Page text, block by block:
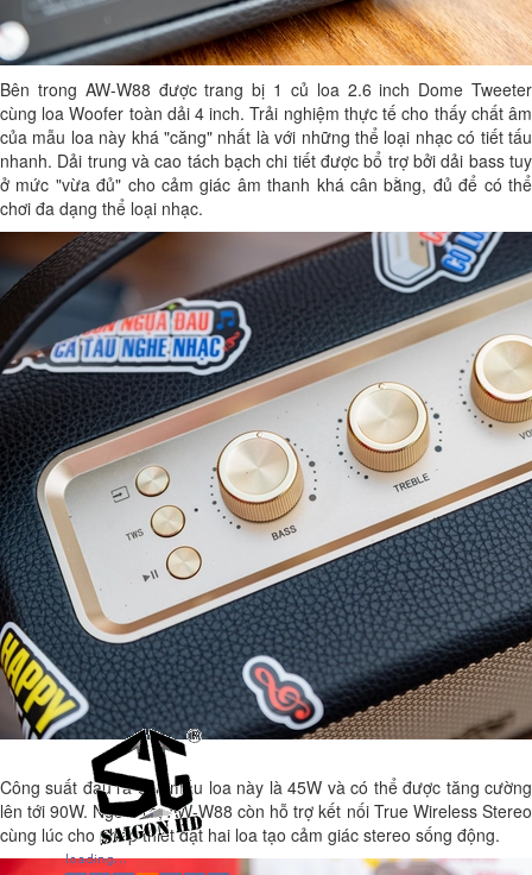
Bên trong AW-W88 được trang bị 1 củ loa 2.6 inch Dome Tweeter
cùng loa Woofer toàn dải 4 inch. Trải nghiệm thực tế cho thấy chất âm
của mẫu loa này khá "căng" nhất là với những thể loại nhạc có tiết tấu
nhanh. Dải trung và cao tách bạch chi tiết được bổ trợ bởi dải bass tuy
ở mức "vừa đủ" cho cảm giác âm thanh khá cân bằng, đủ để có thể
chơi đa dạng thể loại nhạc.
Công suất đầu ra của mẫu loa này là 45W và có thể được tăng cường
lên tới 90W. Ngoài ra, AW-W88 còn hỗ trợ kết nối True Wireless Stereo
cùng lúc cho phép thiết đặt hai loa tạo cảm giác stereo sống động.